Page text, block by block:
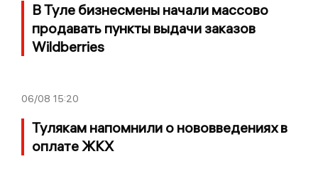
В Туле бизнесмены начали массово
продавать пункты выдачи заказов
Wildberries
06/08 15:20
Тулякам напомнили о нововведениях в
оплате ЖКХ